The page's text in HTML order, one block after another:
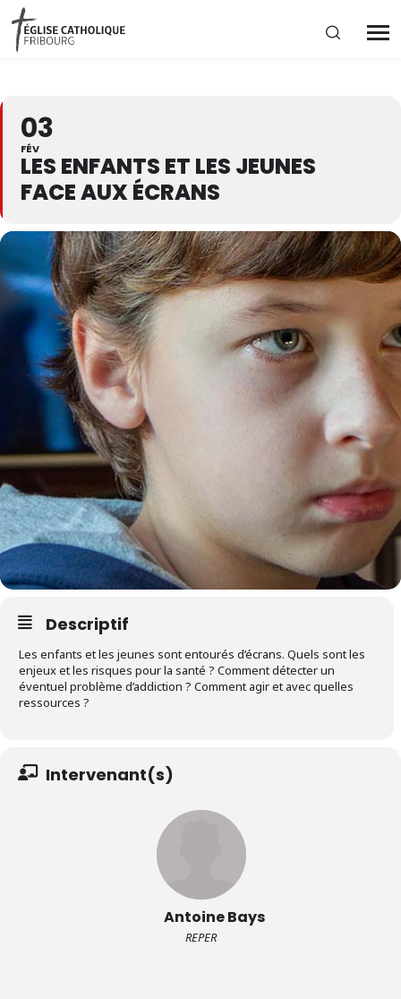
Actualités
Agenda
Corporation cantonale
03
FÉV
LES ENFANTS ET LES JEUNES
FACE AUX ÉCRANS
Descriptif
Les enfants et les jeunes sont entourés d’écrans. Quels sont les
enjeux et les risques pour la santé ? Comment détecter un
éventuel problème d’addiction ? Comment agir et avec quelles
ressources ?
Intervenant(s)
Antoine Bays
REPER